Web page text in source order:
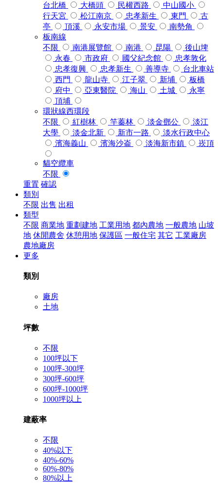
台北橋
大橋頭 民權西路
中山國小
行天宮
松江南京 忠孝新生 東門
古
亭
頂溪 永安市場 景安
南勢角
板南線
不限
南港展覽館 南港 昆陽
後山埤
永春
市政府 國父紀念館
忠孝敦化
忠孝復興
忠孝新生 善導寺
台北車站
西門
龍山寺 江子翠 新埔
板橋
府中
亞東醫院 海山 土城
永寧
頂埔
環狀線西環段
不限
紅樹林 竿蓁林 淡金鄧公
淡江
大學
淡金北新 新市一路
淡水行政中心
濱海義山
濱海沙崙 淡海新市鎮 崁頂
貓空纜車
不限
重置 確認
類別
不限 出售 出租
類型
不限 商業地 重劃建地 工業用地 都內農地 一般農地 山坡
地 休閒農舍 休憩用地 保護區 一般住宅 其它 工業廠房
農地廠房
更多
類別
廠房
土地
坪數
不限
100坪以下
100坪-300坪
300坪-600坪
600坪-1000坪
1000坪以上
建蔽率
不限
40%以下
40%-60%
60%-80%
80%以上